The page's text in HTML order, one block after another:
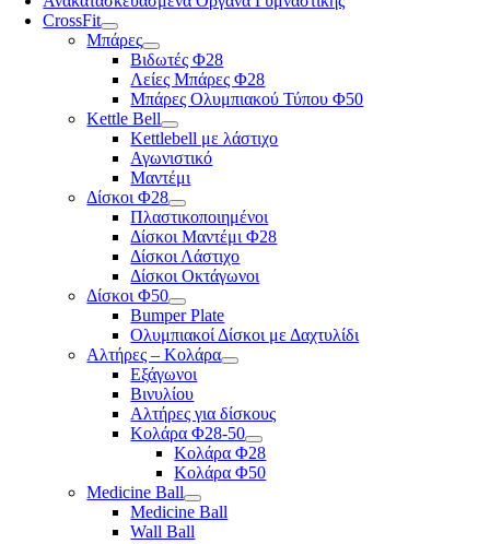
CrossFit
Μπάρες
Βιδωτές Φ28
Λείες Μπάρες Φ28
Μπάρες Ολυμπιακού Τύπου Φ50
Kettle Bell
Kettlebell με λάστιχο
Αγωνιστικό
Μαντέμι
Δίσκοι Φ28
Πλαστικοποιημένοι
Δίσκοι Μαντέμι Φ28
Δίσκοι Λάστιχο
Δίσκοι Οκτάγωνοι
Δίσκοι Φ50
Bumper Plate
Ολυμπιακοί Δίσκοι με Δαχτυλίδι
Αλτήρες – Κολάρα
Εξάγωνοι
Βινυλίου
Αλτήρες για δίσκους
Κολάρα Φ28-50
Κολάρα Φ28
Κολάρα Φ50
Medicine Ball
Medicine Ball
Wall Ball